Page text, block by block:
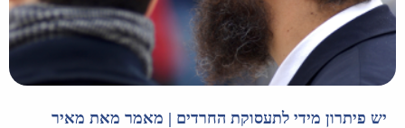
יש פיתרון מידי לתעסוקת החרדים | מאמר מאת מאיר